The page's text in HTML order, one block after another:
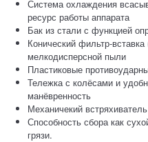
Система охлаждения
ресурс работы аппарата
Бак из стали с функцией
Конический фильтр-
мелкодисперсной пыли
Пластиковые
Тележка с колёсами и
манёвренность
Механичекий
Способность сбора как
грязи.